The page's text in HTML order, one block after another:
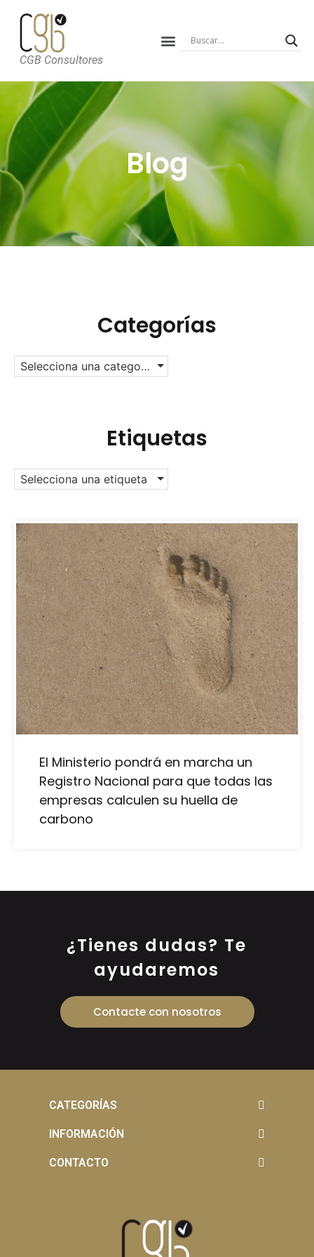
CGB Consultores
Blog
Categorías
Selecciona una categoría
Etiquetas
Selecciona una etiqueta
El Ministerio pondrá en marcha un
Registro Nacional para que todas las
empresas calculen su huella de
carbono
¿Tienes dudas? Te
ayudaremos
Contacte con nosotros
CATEGORÍAS
INFORMACIÓN
CONTACTO